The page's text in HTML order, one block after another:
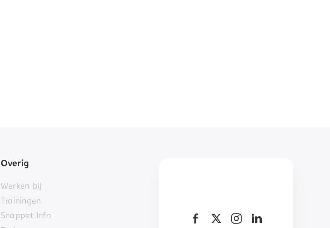
Overig
Werken bij
Trainingen
Snappet Info